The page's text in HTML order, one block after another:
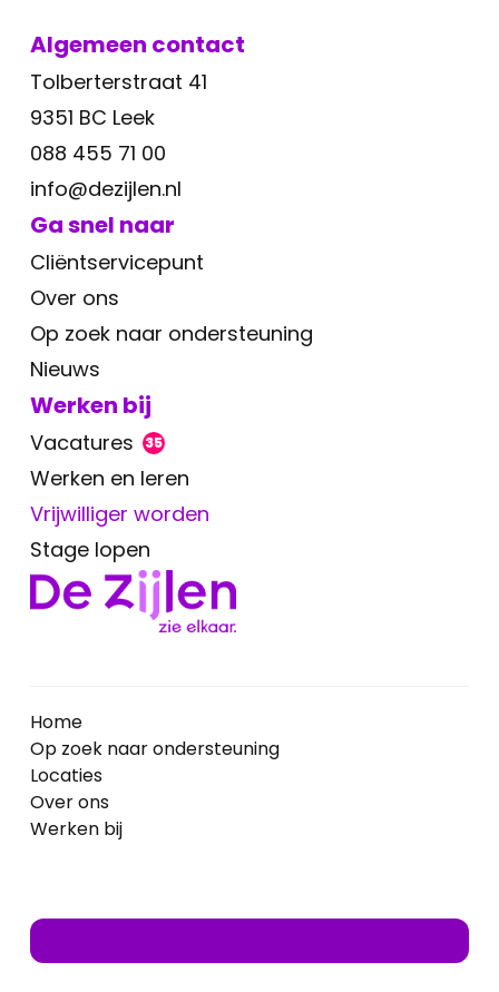
Algemeen contact
Tolberterstraat 41
9351 BC Leek
088 455 71 00
info@dezijlen.nl
Ga snel naar
Cliëntservicepunt
Over ons
Op zoek naar ondersteuning
Nieuws
Werken bij
Vacatures 35
Werken en leren
Vrijwilliger worden
Stage lopen
Home
Op zoek naar ondersteuning
Locaties
Over ons
Werken bij